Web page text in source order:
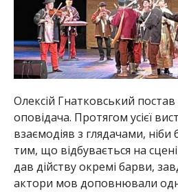
Олексій Гнатковський постав
оповідача. Протягом усієї
взаємодіяв з глядачами,
тим, що відбувається на
дав дійству окремі барви,
актори мов доповнювали